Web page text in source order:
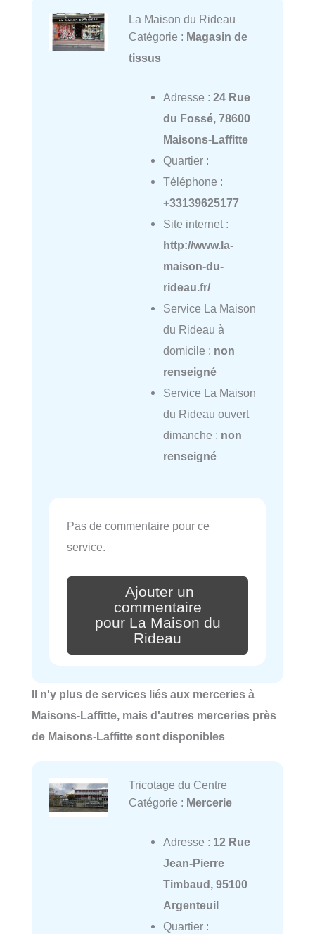
La Maison du Rideau
Catégorie : Magasin de
tissus
Adresse : 24 Rue
du Fossé, 78600
Maisons-Laffitte
Quartier :
Téléphone :
+33139625177
Site internet :
http://www.la-
maison-du-
rideau.fr/
Service La Maison
du Rideau à
domicile : non
renseigné
Service La Maison
du Rideau ouvert
dimanche : non
renseigné
Pas de commentaire pour ce
service.
Ajouter un
commentaire
pour La Maison du
Rideau
Il n'y plus de services liés aux merceries à
Maisons-Laffitte, mais d'autres merceries près
de Maisons-Laffitte sont disponibles
Tricotage du Centre
Catégorie : Mercerie
Adresse : 12 Rue
Jean-Pierre
Timbaud, 95100
Argenteuil
Quartier :